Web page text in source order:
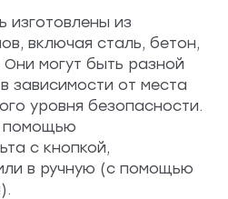
изготовлены из
включая сталь, бетон,
могут быть разной
зависимости от места
уровня безопасности.
помощью
с кнопкой,
в ручную (с помощью